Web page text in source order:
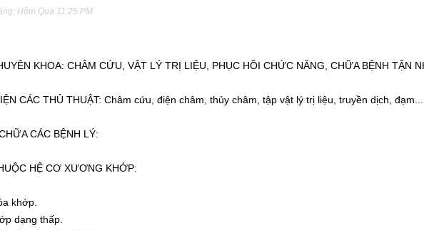
Hôm Qua 11:25 PM
KHOA: CHÂM CỨU, VẬT LÝ TRỊ LIỆU, PHỤC HỒI CHỨC NĂNG, CHỮA BỆNH TẬN
CÁC THỦ THUẬT: Châm cứu, điện châm, thủy châm, tập vật lý trị liệu, truyền dịch,
CÁC BỆNH LÝ:
HỆ CƠ XƯƠNG KHỚP:
khớp.
dạng thấp.